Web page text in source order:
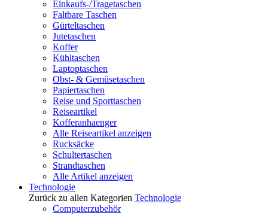
Einkaufs-/Tragetaschen
Faltbare Taschen
Gürteltaschen
Jutetaschen
Koffer
Kühltaschen
Laptoptaschen
Obst- & Gemüsetaschen
Papiertaschen
Reise und Sporttaschen
Reiseartikel
Kofferanhaenger
Alle Reiseartikel anzeigen
Rucksäcke
Schultertaschen
Strandtaschen
Alle Artikel anzeigen
Technologie
Zurück zu allen Kategorien Technologie
Computerzubehör